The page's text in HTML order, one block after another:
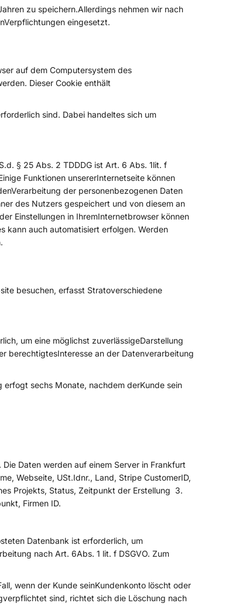
zu speichern.Allerdings nehmen wir nach
eingesetzt.
auf dem Computersystem des
Dieser Cookie enthält
sind. Dabei handeltes sich um
§ 25 Abs. 2 TDDDG ist Art. 6 Abs. 1lit. f
Funktionen unsererInternetseite können
der personenbezogenen Daten
des Nutzers gespeichert und von diesem an
Einstellungen in IhremInternetbrowser können
kann auch automatisiert erfolgen. Werden
besuchen, erfasst Stratoverschiedene
um eine möglichst zuverlässigeDarstellung
berechtigtesInteresse an der Datenverarbeitung
sechs Monate, nachdem derKunde sein
Daten werden auf einem Server in Frankfurt
Webseite, USt.Idnr., Land, Stripe CustomerID,
Projekts, Status, Zeitpunkt der Erstellung 3.
Firmen ID.
Datenbank ist erforderlich, um
nach Art. 6Abs. 1 lit. f DSGVO. Zum
wenn der Kunde seinKundenkonto löscht oder
sind, richtet sich die Löschung nach